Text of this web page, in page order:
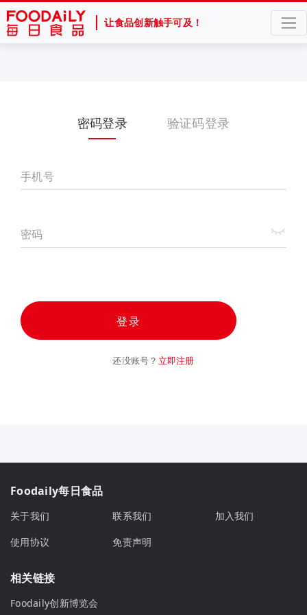
让食品创新触手可及！
密码登录 验证码登录
手机号
密码
登录
还没账号？ 立即注册
Foodaily每日食品
关于我们 联系我们
加入我们
使用协议
免责声明
相关链接
Foodaily创新博览会